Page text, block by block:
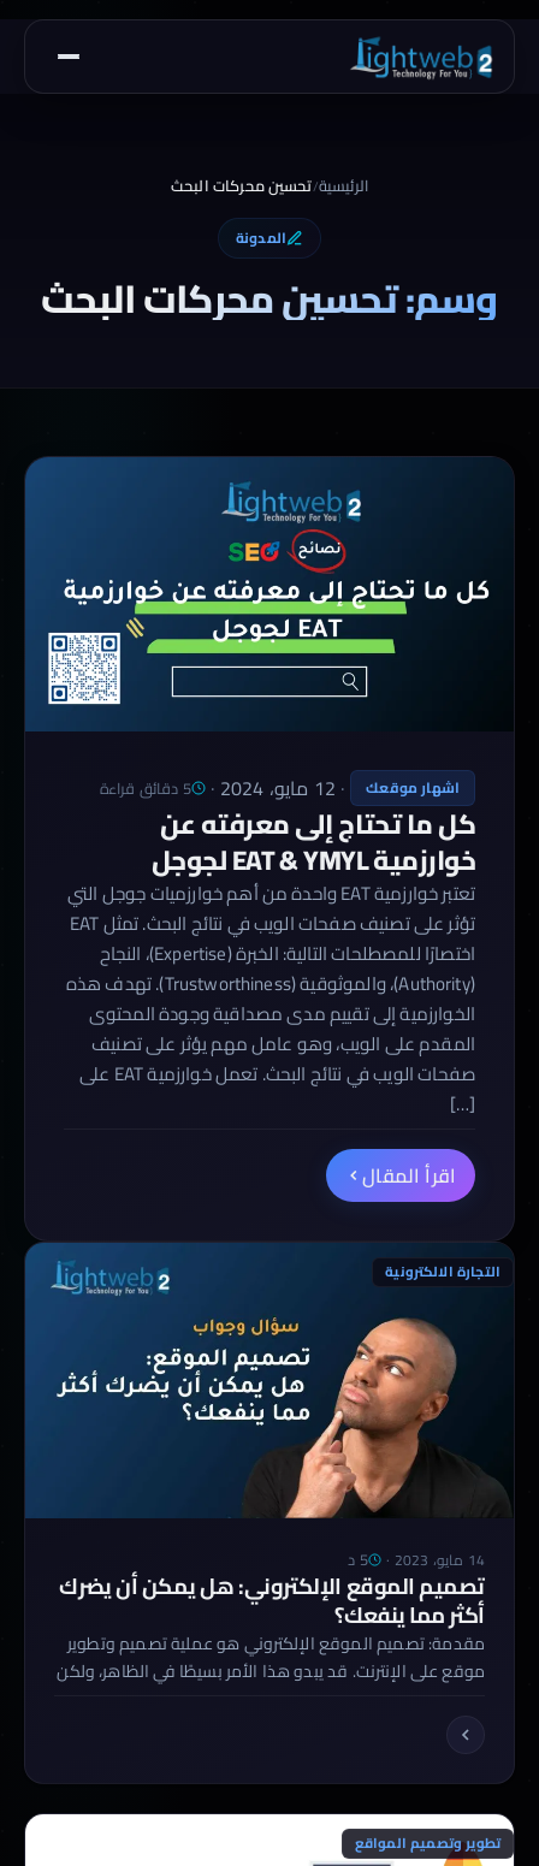
الرئيسية/تحسين محركات البحث
المدونة
وسم: تحسين محركات البحث
اشهار موقعك · 12 مايو، 2024 · 5 دقائق قراءة
كل ما تحتاج إلى معرفته عن
خوارزمية EAT & YMYL لجوجل
تعتبر خوارزمية EAT واحدة من أهم خوارزميات جوجل التي
تؤثر على تصنيف صفحات الويب في نتائج البحث. تمثل EAT
اختصارًا للمصطلحات التالية: الخبرة (Expertise)، النجاح
(Authority)، والموثوقية (Trustworthiness). تهدف هذه
الخوارزمية إلى تقييم مدى مصداقية وجودة المحتوى
المقدم على الويب، وهو عامل مهم يؤثر على تصنيف
صفحات الويب في نتائج البحث. تعمل خوارزمية EAT على
[…]
اقرأ المقال
التجارة الالكترونية
14 مايو، 2023 · 5 د
تصميم الموقع الإلكتروني: هل يمكن أن يضرك
أكثر مما ينفعك؟
مقدمة: تصميم الموقع الإلكتروني هو عملية تصميم وتطوير
موقع على الإنترنت. قد يبدو هذا الأمر بسيطًا في الظاهر، ولكن
العوامل المعقدة التي يجب مراعاتها لتحقيق نتائج إيجابية.
ومن هذه العوامل الأساسية: الهيكلة الصحيحة، وتجربة
المستخدم، وسهولة الاستخدام، والتصميم الجذاب والمؤثر.
الحل: التركيز على الأهم لتجنب الضرر بموقعك […]
تطوير وتصميم المواقع